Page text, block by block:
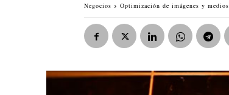
Negocios Optimización de imágenes y medios